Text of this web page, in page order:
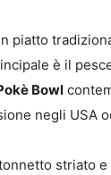
piatto
è il
Bowl
negli USA
striato e